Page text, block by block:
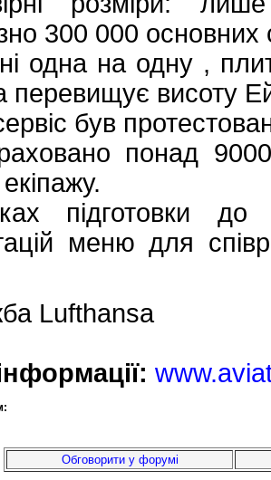
300 000 основних
одна на одну ,
перевищує висоту
був
понад
екіпажу.
підготовки до
меню для
Lufthansa
Обговорити у форумі